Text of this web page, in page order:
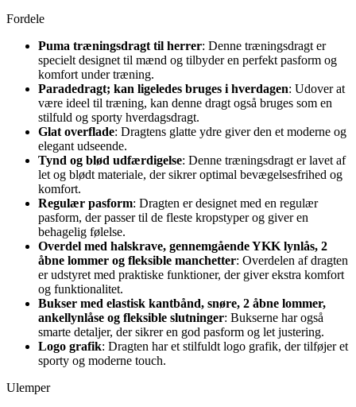
Fordele
Puma træningsdragt til herrer: Denne træningsdragt er
specielt designet til mænd og tilbyder en perfekt pasform og
komfort under træning.
Paradedragt; kan ligeledes bruges i hverdagen: Udover at
være ideel til træning, kan denne dragt også bruges som en
stilfuld og sporty hverdagsdragt.
Glat overflade: Dragtens glatte ydre giver den et moderne og
elegant udseende.
Tynd og blød udfærdigelse: Denne træningsdragt er lavet af
let og blødt materiale, der sikrer optimal bevægelsesfrihed og
komfort.
Regulær pasform: Dragten er designet med en regulær
pasform, der passer til de fleste kropstyper og giver en
behagelig følelse.
Overdel med halskrave, gennemgående YKK lynlås, 2
åbne lommer og fleksible manchetter: Overdelen af dragten
er udstyret med praktiske funktioner, der giver ekstra komfort
og funktionalitet.
Bukser med elastisk kantbånd, snøre, 2 åbne lommer,
ankellynlåse og fleksible slutninger: Bukserne har også
smarte detaljer, der sikrer en god pasform og let justering.
Logo grafik: Dragten har et stilfuldt logo grafik, der tilføjer et
sporty og moderne touch.
Ulemper